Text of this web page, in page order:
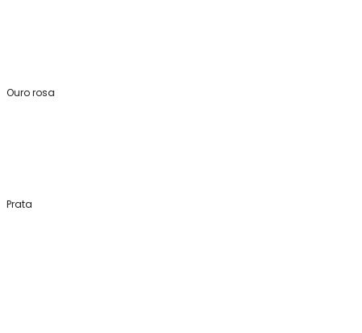
Ouro rosa
Prata